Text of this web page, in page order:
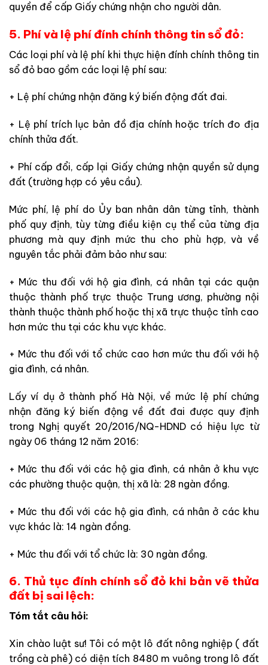
quyền để cấp Giấy chứng nhận cho người dân.
5. Phí và lệ phí đính chính thông tin sổ đỏ:
Các loại phí và lệ phí khi thực hiện đính chính thông tin
sổ đỏ bao gồm các loại lệ phí sau:
+ Lệ phí chứng nhận đăng ký biến động đất đai.
+ Lệ phí trích lục bản đồ địa chính hoặc trích đo địa
chính thửa đất.
+ Phí cấp đổi, cấp lại Giấy chứng nhận quyền sử dụng
đất (trường hợp có yêu cầu).
Mức phí, lệ phí do Ủy ban nhân dân từng tỉnh, thành
phố quy định, tùy từng điều kiện cụ thể của từng địa
phương mà quy định mức thu cho phù hợp, và về
nguyên tắc phải đảm bảo như sau:
+ Mức thu đối với hộ gia đình, cá nhân tại các quận
thuộc thành phố trực thuộc Trung ương, phường nội
thành thuộc thành phố hoặc thị xã trực thuộc tỉnh cao
hơn mức thu tại các khu vực khác.
+ Mức thu đối với tổ chức cao hơn mức thu đối với hộ
gia đình, cá nhân.
Lấy ví dụ ở thành phố Hà Nội, về mức lệ phí chứng
nhận đăng ký biến động về đất đai được quy định
trong Nghị quyết 20/2016/NQ-HDND có hiệu lực từ
ngày 06 tháng 12 năm 2016:
+ Mức thu đối với các hộ gia đình, cá nhân ở khu vực
các phường thuộc quận, thị xã là: 28 ngàn đồng.
+ Mức thu đối với các hộ gia đình, cá nhân ở các khu
vực khác là: 14 ngàn đồng.
+ Mức thu đối với tổ chức là: 30 ngàn đồng.
6. Thủ tục đính chính sổ đỏ khi bản vẽ thửa
đất bị sai lệch:
Tóm tắt câu hỏi:
Xin chào luật sư! Tôi có một lô đất nông nghiệp ( đất
trồng cà phê) có diện tích 8480 m vuông trong lô đất